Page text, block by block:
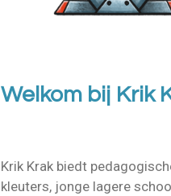
Welkom bij Krik
Krik Krak biedt
kleuters, jonge lagere